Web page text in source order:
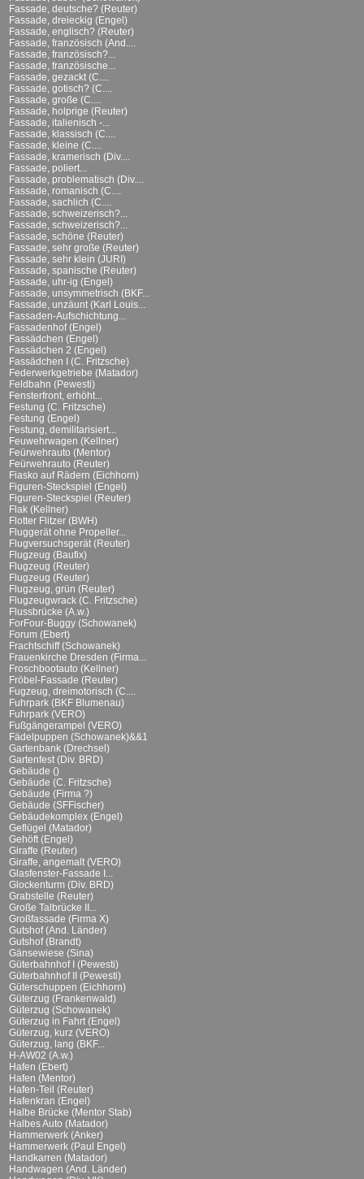
Fassade, deutsche? (Reuter)
Fassade, dreieckig (Engel)
Fassade, englisch? (Reuter)
Fassade, französisch (And....
Fassade, französisch?...
Fassade, französische...
Fassade, gezackt (C....
Fassade, gotisch? (C....
Fassade, große (C....
Fassade, holprige (Reuter)
Fassade, italienisch -...
Fassade, klassisch (C....
Fassade, kleine (C....
Fassade, kramerisch (Div....
Fassade, poliert...
Fassade, problematisch (Div....
Fassade, romanisch (C....
Fassade, sachlich (C....
Fassade, schweizerisch?...
Fassade, schweizerisch?...
Fassade, schöne (Reuter)
Fassade, sehr große (Reuter)
Fassade, sehr klein (JURI)
Fassade, spanische (Reuter)
Fassade, uhr-ig (Engel)
Fassade, unsymmetrisch (BKF...
Fassade, unzäunt (Karl Louis...
Fassaden-Aufschichtung...
Fassadenhof (Engel)
Fassädchen (Engel)
Fassädchen 2 (Engel)
Fassädchen I (C. Fritzsche)
Federwerkgetriebe (Matador)
Feldbahn (Pewesti)
Fensterfront, erhöht...
Festung (C. Fritzsche)
Festung (Engel)
Festung, demilitarisiert...
Feuwehrwagen (Kellner)
Feürwehrauto (Mentor)
Feürwehrauto (Reuter)
Fiasko auf Rädern (Eichhorn)
Figuren-Steckspiel (Engel)
Figuren-Steckspiel (Reuter)
Flak (Kellner)
Flotter Flitzer (BWH)
Fluggerät ohne Propeller...
Flugversuchsgerät (Reuter)
Flugzeug (Baufix)
Flugzeug (Reuter)
Flugzeug (Reuter)
Flugzeug, grün (Reuter)
Flugzeugwrack (C. Fritzsche)
Flussbrücke (A.w.)
ForFour-Buggy (Schowanek)
Forum (Ebert)
Frachtschiff (Schowanek)
Frauenkirche Dresden (Firma...
Froschbootauto (Kellner)
Fröbel-Fassade (Reuter)
Fugzeug, dreimotorisch (C....
Fuhrpark (BKF Blumenau)
Fuhrpark (VERO)
Fußgängerampel (VERO)
Fädelpuppen (Schowanek)&&1
Gartenbank (Drechsel)
Gartenfest (Div. BRD)
Gebäude ()
Gebäude (C. Fritzsche)
Gebäude (Firma ?)
Gebäude (SFFischer)
Gebäudekomplex (Engel)
Geflügel (Matador)
Gehöft (Engel)
Giraffe (Reuter)
Giraffe, angemalt (VERO)
Glasfenster-Fassade I...
Glockenturm (Div. BRD)
Grabstelle (Reuter)
Große Talbrücke II...
Großfassade (Firma X)
Gutshof (And. Länder)
Gutshof (Brandt)
Gänsewiese (Sina)
Güterbahnhof I (Pewesti)
Güterbahnhof II (Pewesti)
Güterschuppen (Eichhorn)
Güterzug (Frankenwald)
Güterzug (Schowanek)
Güterzug in Fahrt (Engel)
Güterzug, kurz (VERO)
Güterzug, lang (BKF...
H-AW02 (A.w.)
Hafen (Ebert)
Hafen (Mentor)
Hafen-Teil (Reuter)
Hafenkran (Engel)
Halbe Brücke (Mentor Stab)
Halbes Auto (Matador)
Hammerwerk (Anker)
Hammerwerk (Paul Engel)
Handkarren (Matador)
Handwagen (And. Länder)